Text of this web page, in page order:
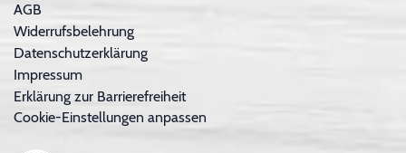
AGB
Widerrufsbelehrung
Datenschutzerklärung
Impressum
Erklärung zur Barrierefreiheit
Cookie-Einstellungen anpassen